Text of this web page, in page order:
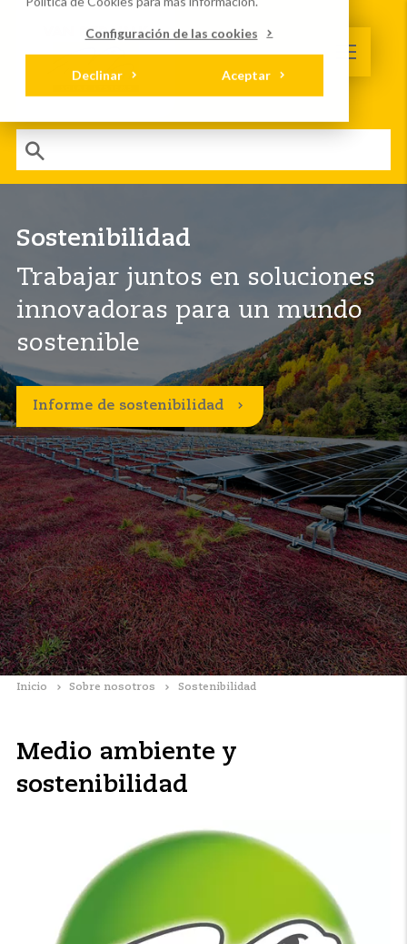
Configuración de las cookies
Aceptar
Declinar
Sostenibilidad
Trabajar juntos en soluciones
innovadoras para un mundo
sostenible
Informe de sostenibilidad
Inicio Sobre nosotros Sostenibilidad
Medio ambiente y
sostenibilidad